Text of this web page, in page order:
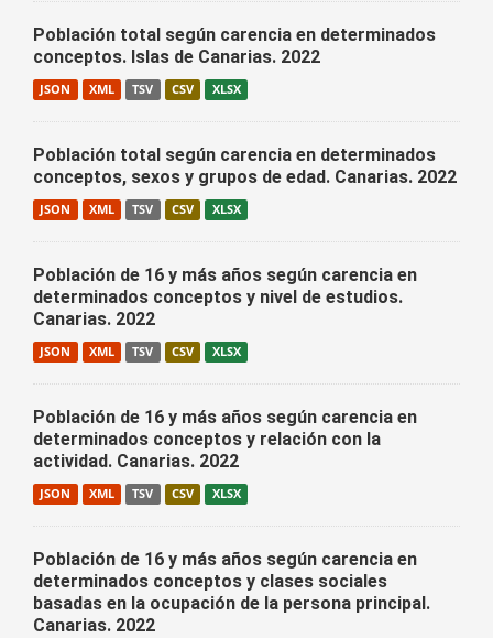
Población total según carencia en determinados
conceptos. Islas de Canarias. 2022
JSON XML TSV CSV XLSX
Población total según carencia en determinados
conceptos, sexos y grupos de edad. Canarias. 2022
JSON XML TSV CSV XLSX
Población de 16 y más años según carencia en
determinados conceptos y nivel de estudios.
Canarias. 2022
JSON XML TSV CSV XLSX
Población de 16 y más años según carencia en
determinados conceptos y relación con la
actividad. Canarias. 2022
JSON XML TSV CSV XLSX
Población de 16 y más años según carencia en
determinados conceptos y clases sociales
basadas en la ocupación de la persona principal.
Canarias. 2022